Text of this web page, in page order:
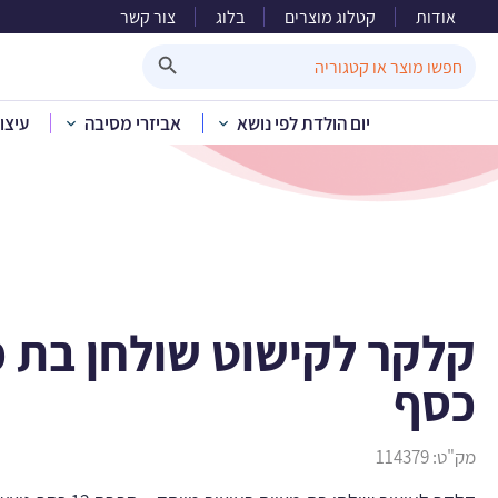
אודות קטלוג מוצרים בלוג צור קשר
for:
יום הולדת לפי נושא אביזרי מסיבה
קלקר
בית»קטלוג מוצרים »
קלקר לקישוט שולחן בת
כסף
מק"ט:114379